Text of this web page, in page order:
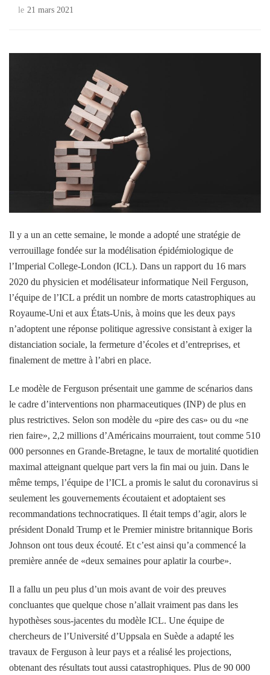
le 21 mars 2021
Il y a un an cette semaine, le monde a adopté une stratégie de
verrouillage fondée sur la modélisation épidémiologique de
l’Imperial College-London (ICL). Dans un rapport du 16 mars
2020 du physicien et modélisateur informatique Neil Ferguson,
l’équipe de l’ICL a prédit un nombre de morts catastrophiques au
Royaume-Uni et aux États-Unis, à moins que les deux pays
n’adoptent une réponse politique agressive consistant à exiger la
distanciation sociale, la fermeture d’écoles et d’entreprises, et
finalement de mettre à l’abri en place.
Le modèle de Ferguson présentait une gamme de scénarios dans
le cadre d’interventions non pharmaceutiques (INP) de plus en
plus restrictives. Selon son modèle du «pire des cas» ou du «ne
rien faire», 2,2 millions d’Américains mourraient, tout comme 510
000 personnes en Grande-Bretagne, le taux de mortalité quotidien
maximal atteignant quelque part vers la fin mai ou juin. Dans le
même temps, l’équipe de l’ICL a promis le salut du coronavirus si
seulement les gouvernements écoutaient et adoptaient ses
recommandations technocratiques. Il était temps d’agir, alors le
président Donald Trump et le Premier ministre britannique Boris
Johnson ont tous deux écouté. Et c’est ainsi qu’a commencé la
première année de «deux semaines pour aplatir la courbe».
Il a fallu un peu plus d’un mois avant de voir des preuves
concluantes que quelque chose n’allait vraiment pas dans les
hypothèses sous-jacentes du modèle ICL. Une équipe de
chercheurs de l’Université d’Uppsala en Suède a adapté les
travaux de Ferguson à leur pays et a réalisé les projections,
obtenant des résultats tout aussi catastrophiques. Plus de 90 000